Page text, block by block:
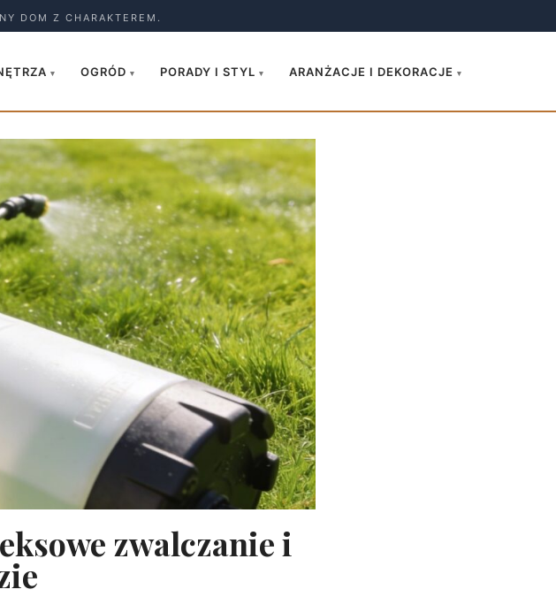
DOM Z CHARAKTEREM.
▾ OGRÓD ▾ PORADY I STYL ▾ ARANŻACJE I DEKORACJE ▾
zwalczanie i